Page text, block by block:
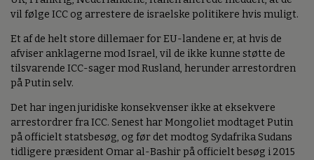
vil følge ICC og arrestere de israelske politikere hvis muligt.
Et af de helt store dillemaer for EU-landene er, at hvis de
afviser anklagerne mod Israel, vil de ikke kunne støtte de
tilsvarende ICC-sager mod Rusland, herunder arrestordren
på Putin selv.
Det har ingen juridiske konsekvenser ikke at eksekvere
arrestordrer fra ICC. Senest har Mongoliet modtaget Putin
på officielt statsbesøg, og før det modtog Sydafrika Sudans
tidligere præsident Omar al-Bashir på officielt besøg i 2015